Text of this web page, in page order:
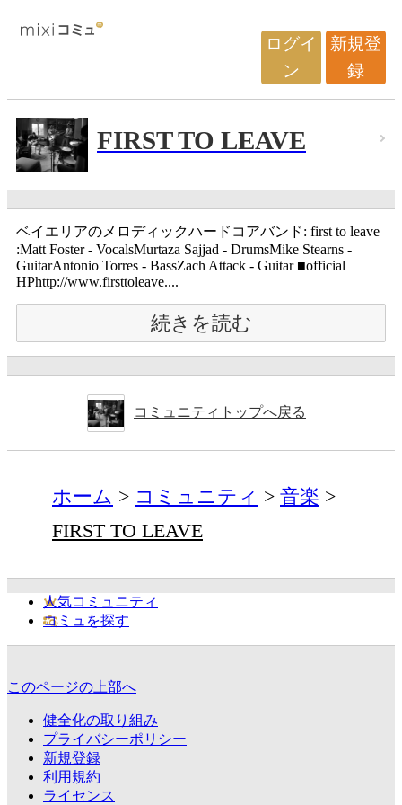
ログイ
ン
新規登
録
FIRST TO LEAVE
ベイエリアのメロディックハードコアバンド: first to leave
:Matt Foster - VocalsMurtaza Sajjad - DrumsMike Stearns -
GuitarAntonio Torres - BassZach Attack - Guitar ■official
HPhttp://www.firsttoleave....
続きを読む
コミュニティトップへ戻る
ホーム コミュニティ
音楽
FIRST TO LEAVE
人気コミュニティ
コミュを探す
このページの上部へ
健全化の取り組み
プライバシーポリシー
新規登録
利用規約
ライセンス